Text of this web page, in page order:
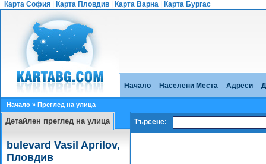
Карта София Карта Пловдив Карта Варна Карта Бургас
Начало Населени Места Адреси
Начало » Преглед на улица
Детайлен преглед на улица
bulevard Vasil Aprilov,
Пловдив
Търсене: